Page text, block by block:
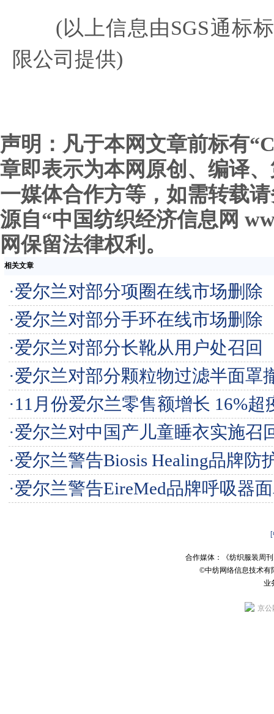
(以上信息由SGS通标标
限公司提供)
声明：凡于本网文章前标有
章即表示为本网原创、编译
一媒体合作方等，如需转载
源自“中国纺织经济信息网
网保留法律权利。
相关文章
·爱尔兰对部分项圈在线市场删除
·爱尔兰对部分手环在线市场删除
·爱尔兰对部分长靴从用户处召回
·爱尔兰对部分颗粒物过滤半面罩
·11月份爱尔兰零售额增长 16%超
·爱尔兰对中国产儿童睡衣实施召
·爱尔兰警告Biosis Healing品牌防
·爱尔兰警告EireMed品牌呼吸器
合作媒体：《纺织服装周
©中纺网络信息技术
业
京公